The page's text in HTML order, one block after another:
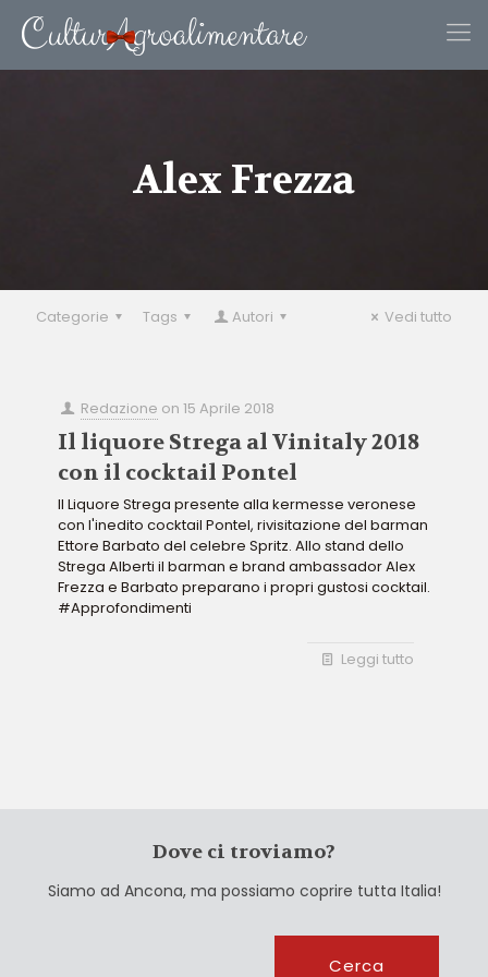
Alex Frezza
Categorie Tags Autori Vedi tutto
Redazione on15 Aprile 2018
Il liquore Strega al Vinitaly 2018
con il cocktail Pontel
Il Liquore Strega presente alla kermesse veronese
con l'inedito cocktail Pontel, rivisitazione del barman
Ettore Barbato del celebre Spritz. Allo stand dello
Strega Alberti il barman e brand ambassador Alex
Frezza e Barbato preparano i propri gustosi cocktail.
#Approfondimenti
Leggi tutto
Dove ci troviamo?
Siamo ad Ancona, ma possiamo coprire tutta Italia!
Cerca